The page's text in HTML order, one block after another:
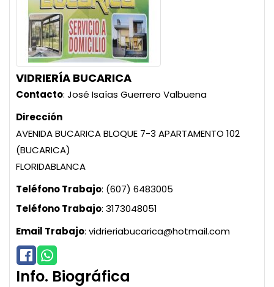
VIDRIERÍA BUCARICA
Contacto: José Isaías Guerrero Valbuena
Dirección
AVENIDA BUCARICA BLOQUE 7-3 APARTAMENTO 102
(BUCARICA)
FLORIDABLANCA
Teléfono Trabajo: (607) 6483005
Teléfono Trabajo: 3173048051
Email Trabajo: vidrieriabucarica@hotmail.com
Info. Biográfica